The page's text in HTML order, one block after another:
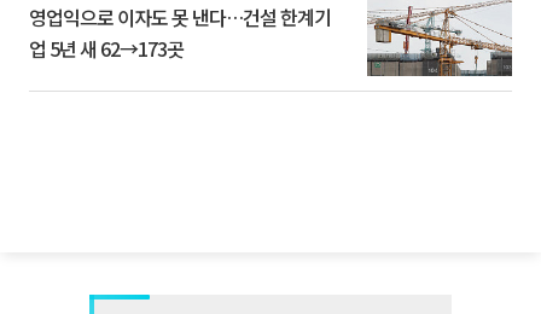
영업익으로 이자도 못 낸다…건설 한계기
업 5년 새 62→173곳